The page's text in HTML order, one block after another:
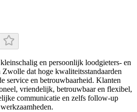
en persoonlijk loodgieters‑ en
dat hoge kwaliteitsstandaarden
service en betrouwbaarheid. Klanten
vriendelijk, betrouwbaar en flexibel,
communicatie en zelfs follow‑up